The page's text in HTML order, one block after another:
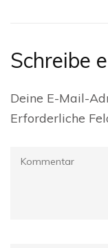
Schreibe
Deine E-Mail-
Erforderliche
Kommentar